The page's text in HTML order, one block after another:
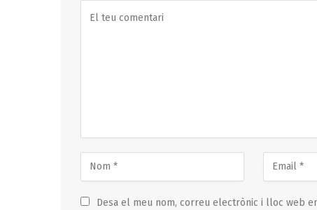
Desa el meu nom, correu electrònic i lloc web